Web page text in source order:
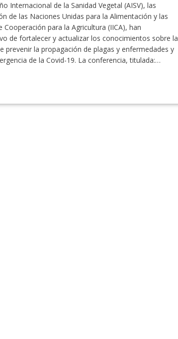
Internacional de la Sanidad Vegetal (AISV), las
de las Naciones Unidas para la Alimentación y las
para la Agricultura (IICA), han
de fortalecer y actualizar los conocimientos sobre la
la propagación de plagas y enfermedades y
de la Covid-19. La conferencia, titulada:…